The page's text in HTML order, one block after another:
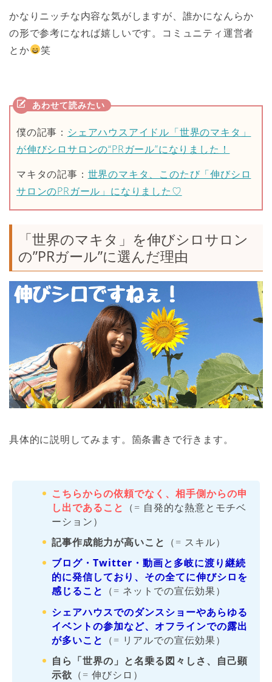
かなりニッチな内容な気がしますが、誰かになんらか
の形で参考になれば嬉しいです。コミュニティ運営者
とか
笑
僕の記事： シェアハウスアイドル「世界のマキタ」
が伸びシロサロンの“PRガール”になりました！
マキタの記事： 世界のマキタ、このたび「伸びシロ
サロンのPRガール」になりました♡
「世界のマキタ」を伸びシロサロン
の”PRガール”に選んだ理由
具体的に説明してみます。箇条書きで行きます。
こちらからの依頼でなく、相手側からの申
し出であること （= 自発的な熱意とモチベ
ーション）
記事作成能力が高いこと （= スキル）
ブログ・Twitter・動画と多岐に渡り継続
的に発信しており、その全てに伸びシロを
感じること （= ネットでの宣伝効果）
シェアハウスでのダンスショーやあらゆる
イベントの参加など、オフラインでの露出
が多いこと （= リアルでの宣伝効果）
自ら「世界の」と名乗る図々しさ、自己顕
示欲 （= 伸びシロ）